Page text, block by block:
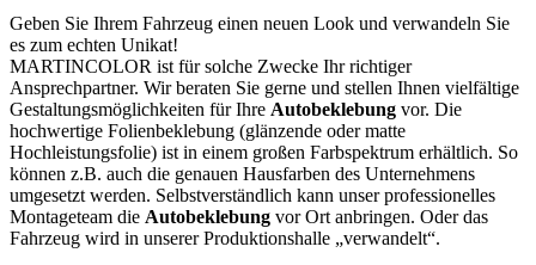
Geben Sie Ihrem Fahrzeug einen neuen Look und verwandeln Sie
es zum echten Unikat!
MARTINCOLOR ist für solche Zwecke Ihr richtiger
Ansprechpartner. Wir beraten Sie gerne und stellen Ihnen vielfältige
Gestaltungsmöglichkeiten für Ihre Autobeklebung vor. Die
hochwertige Folienbeklebung (glänzende oder matte
Hochleistungsfolie) ist in einem großen Farbspektrum erhältlich. So
können z.B. auch die genauen Hausfarben des Unternehmens
umgesetzt werden. Selbstverständlich kann unser professionelles
Montageteam die Autobeklebung vor Ort anbringen. Oder das
Fahrzeug wird in unserer Produktionshalle „verwandelt“.